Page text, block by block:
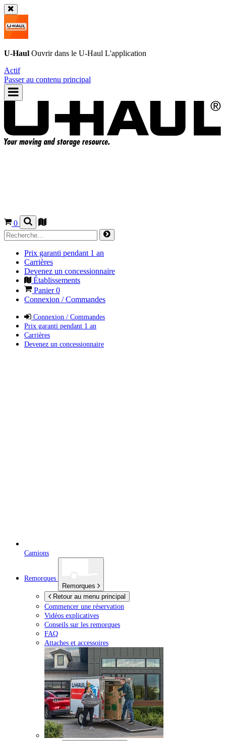
U-Haul Ouvrir dans le U-Haul L'application
Actif
Passer au contenu principal
0
Prix garanti pendant 1 an
Carrières
Devenez un concessionnaire
Établissements
Panier0
Connexion / Commandes
Connexion / Commandes
Prix garanti pendant 1 an
Carrières
Devenez un concessionnaire
Camions
Remorques
Remorques
Retour au menu principal
Commencer une réservation
Vidéos explicatives
Conseils sur les remorques
FAQ
Attaches et accessoires